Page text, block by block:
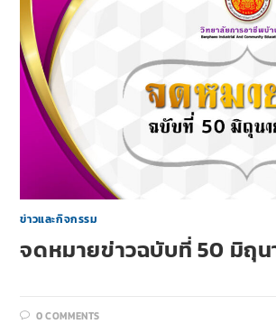
ข่าวและกิจกรรม
จดหมายข่าวฉบับที่ 50 มิถุน
0 COMMENTS